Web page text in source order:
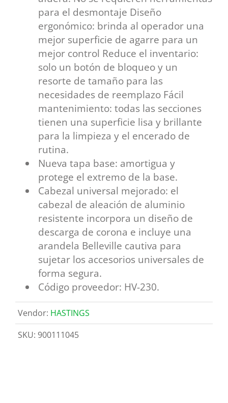
para el desmontaje Diseño
ergonómico: brinda al operador una
mejor superficie de agarre para un
mejor control Reduce el inventario:
solo un botón de bloqueo y un
resorte de tamaño para las
necesidades de reemplazo Fácil
mantenimiento: todas las secciones
tienen una superficie lisa y brillante
para la limpieza y el encerado de
rutina.
Nueva tapa base: amortigua y
protege el extremo de la base.
Cabezal universal mejorado: el
cabezal de aleación de aluminio
resistente incorpora un diseño de
descarga de corona e incluye una
arandela Belleville cautiva para
sujetar los accesorios universales de
forma segura.
Código proveedor: HV-230.
Vendor: HASTINGS
SKU: 900111045